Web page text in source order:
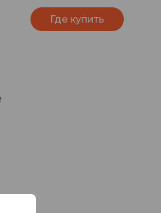
Где купить